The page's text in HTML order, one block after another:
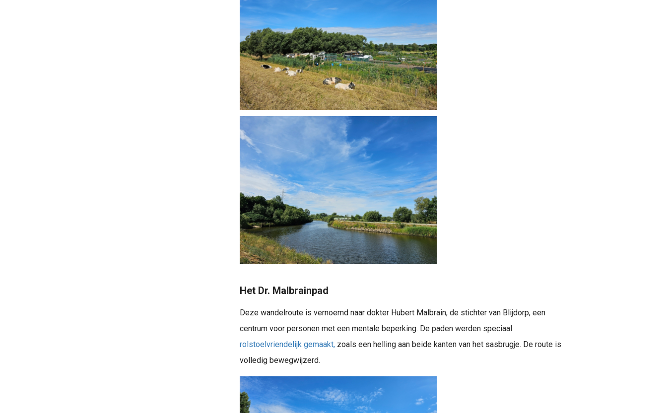
Het Dr. Malbrainpad
Deze wandelroute is vernoemd naar dokter Hubert Malbrain, de stichter van Blijdorp, een
centrum voor personen met een mentale beperking. De paden werden speciaal
rolstoelvriendelijk gemaakt, zoals een helling aan beide kanten van het sasbrugje. De route is
volledig bewegwijzerd.